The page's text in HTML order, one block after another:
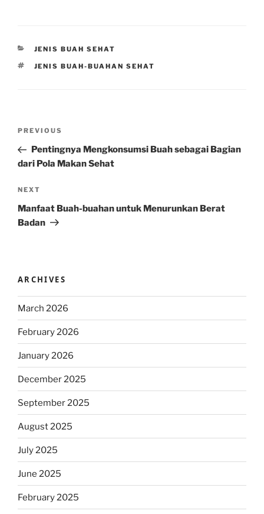
CATEGORIES
JENIS BUAH SEHAT
TAGS
JENIS BUAH-BUAHAN SEHAT
Previous
Post
PREVIOUS
Pentingnya Mengkonsumsi Buah sebagai Bagian
dari Pola Makan Sehat
Next
Post
NEXT
Manfaat Buah-buahan untuk Menurunkan Berat
Badan
ARCHIVES
March 2026
February 2026
January 2026
December 2025
September 2025
August 2025
July 2025
June 2025
February 2025